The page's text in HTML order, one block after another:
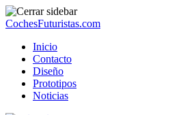
CochesFuturistas.com
Inicio
Contacto
Diseño
Prototipos
Noticias